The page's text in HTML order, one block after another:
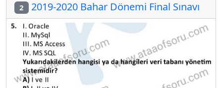
2 2019-2020 Bahar Dönemi Final Sınavı